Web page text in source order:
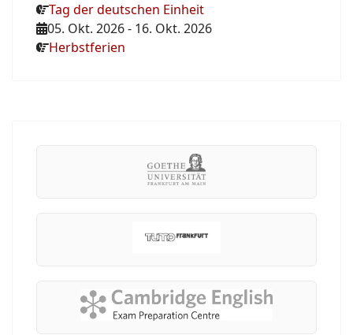
Tag der deutschen Einheit
05. Okt. 2026- 16. Okt. 2026
Herbstferien